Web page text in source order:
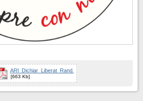
ARI_Dichiar_Liberat_Rand.
[663 Kb]